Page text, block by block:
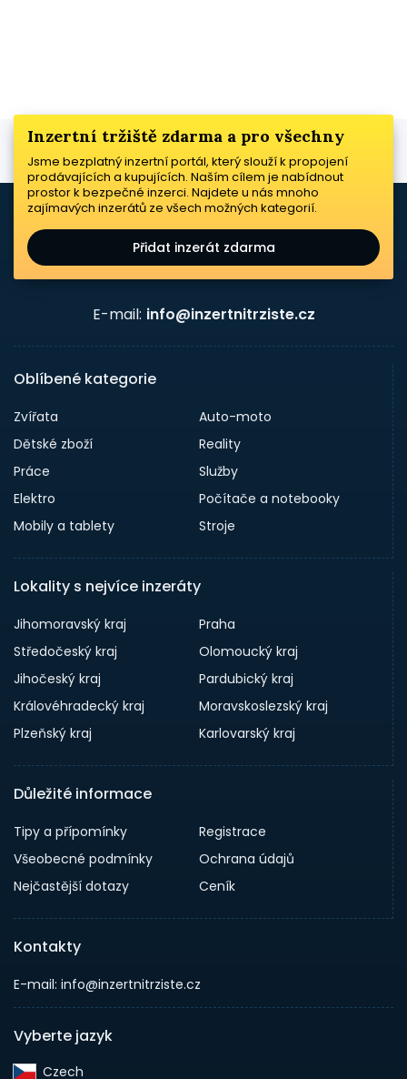
Inzertní tržiště zdarma a pro všechny
Jsme bezplatný inzertní portál, který slouží k propojení
prodávajících a kupujících. Naším cílem je nabídnout
prostor k bezpečné inzerci. Najdete u nás mnoho
zajímavých inzerátů ze všech možných kategorií.
Přidat inzerát zdarma
E-mail: info@inzertnitrziste.cz
Oblíbené kategorie
Zvířata
Auto-moto
Dětské zboží
Reality
Práce
Služby
Elektro
Počítače a notebooky
Mobily a tablety
Stroje
Lokality s nejvíce inzeráty
Jihomoravský kraj
Praha
Středočeský kraj
Olomoucký kraj
Jihočeský kraj
Pardubický kraj
Královéhradecký kraj
Moravskoslezský kraj
Plzeňský kraj
Karlovarský kraj
Důležité informace
Tipy a přípomínky
Registrace
Všeobecné podmínky
Ochrana údajů
Nejčastější dotazy
Ceník
Kontakty
E-mail: info@inzertnitrziste.cz
Vyberte jazyk
Czech‎